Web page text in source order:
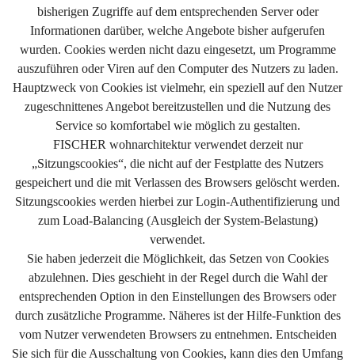
bisherigen Zugriffe auf dem entsprechenden Server oder
Informationen darüber, welche Angebote bisher aufgerufen
wurden. Cookies werden nicht dazu eingesetzt, um Programme
auszuführen oder Viren auf den Computer des Nutzers zu laden.
Hauptzweck von Cookies ist vielmehr, ein speziell auf den Nutzer
zugeschnittenes Angebot bereitzustellen und die Nutzung des
Service so komfortabel wie möglich zu gestalten.
FISCHER wohnarchitektur verwendet derzeit nur
„Sitzungscookies“, die nicht auf der Festplatte des Nutzers
gespeichert und die mit Verlassen des Browsers gelöscht werden.
Sitzungscookies werden hierbei zur Login-Authentifizierung und
zum Load-Balancing (Ausgleich der System-Belastung)
verwendet.
Sie haben jederzeit die Möglichkeit, das Setzen von Cookies
abzulehnen. Dies geschieht in der Regel durch die Wahl der
entsprechenden Option in den Einstellungen des Browsers oder
durch zusätzliche Programme. Näheres ist der Hilfe-Funktion des
vom Nutzer verwendeten Browsers zu entnehmen. Entscheiden
Sie sich für die Ausschaltung von Cookies, kann dies den Umfang